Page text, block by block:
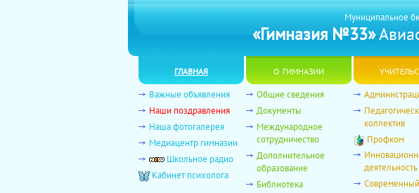
Муниципальное
«Гимназия №33»
главная о гимназии
Важные объявления
Наши поздравления
Наша фотогалерея
Медиацентр гимназии
Школьное радио
Кабинет психолога
Общие сведения
Документы
Международное
сотрудничество
Дополнительное
образование
Библиотека
коллектив
Профком
деятельность